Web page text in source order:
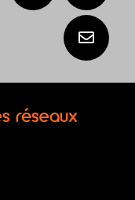
réseaux